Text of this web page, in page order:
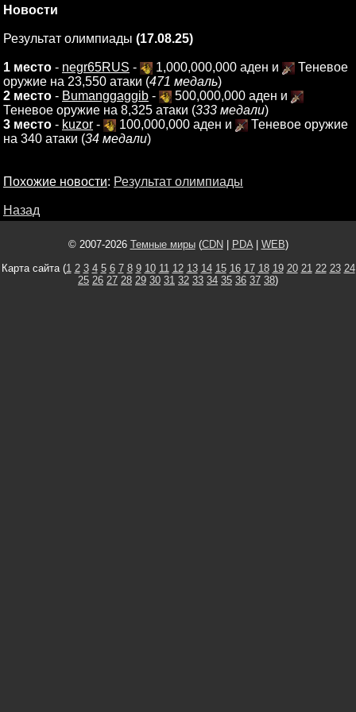
Новости
Результат олимпиады (17.08.25)
1 место - negr65RUS - 1,000,000,000 аден и
Теневое
оружие на 23,550 атаки (471 медаль)
2 место - Bumanggaggib -
500,000,000 аден и
Теневое оружие на 8,325 атаки (333 медали)
3 место - kuzor - 100,000,000 аден и
Теневое оружие
на 340 атаки (34 медали)
Похожие новости: Результат олимпиады
Назад
© 2007-2026 Темные миры(CDN PDA| WEB)
Карта сайта (1 2 3 4 5 6 7 8 9 10 11 12 13 14 15 16 17 18 19 20 21 22 23 24
25 26 27 28 29 30 31 32 33 34 35 36 37 38)